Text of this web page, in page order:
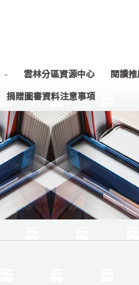
雲林分區資源中心 閱讀
捐贈圖書資料注意事項